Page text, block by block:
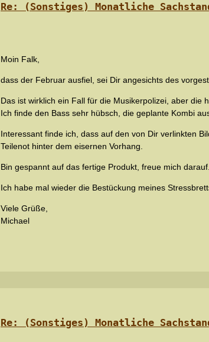
Re: (Sonstiges) Monatliche
Moin Falk,
dass der Februar ausfiel, sei Dir angesichts des
Das ist wirklich ein Fall für die Musikerpolizei, aber die
Ich finde den Bass sehr hübsch, die geplante Kombi
Interessant finde ich, dass auf den von Dir verlinkten
Teilenot hinter dem eisernen Vorhang.
Bin gespannt auf das fertige Produkt, freue mich darauf.
Ich habe mal wieder die Bestückung meines
Viele Grüße,
Michael
Re: (Sonstiges) Monatliche